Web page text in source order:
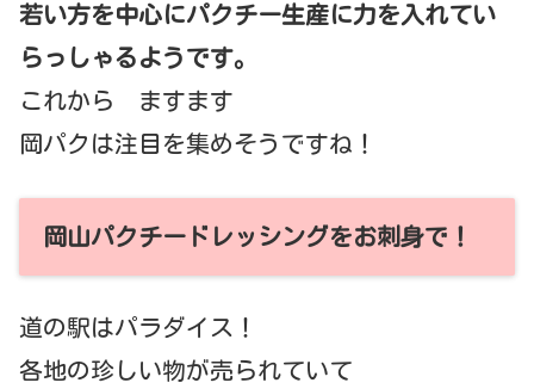
若い方を中心にパクチー生産に力を入れてい
らっしゃるようです。
これから ますます
岡パクは注目を集めそうですね！
岡山パクチードレッシングをお刺身で！
道の駅はパラダイス！
各地の珍しい物が売られていて